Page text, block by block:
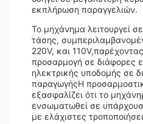
εκπλήρωση παραγγελιών.
Το μηχάνημα λειτουργεί
τάσης,
220V, και
προσαρμογή σε διάφορες
ηλεκτρικής υποδομής σε
παραγωγήςΗ
εξασφαλίζει ότι το
ενσωματωθεί σε
με ελάχιστες